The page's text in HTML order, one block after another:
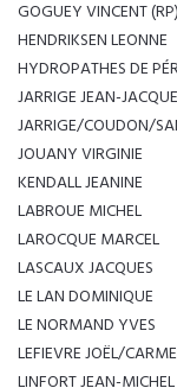
GOGUEY VINCENT (RP)
HENDRIKSEN LEONNE
HYDROPATHES DE
JARRIGE JEAN-
JARRIGE/COUDON/
JOUANY VIRGINIE
KENDALL JEANINE
LABROUE MICHEL
LAROCQUE MARCEL
LASCAUX JACQUES
LE LAN DOMINIQUE
LE NORMAND YVES
LEFIEVRE JOËL/